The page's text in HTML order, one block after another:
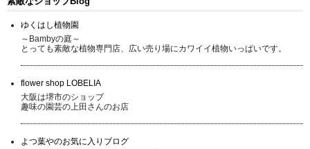
ゆくはし植物園
～Bambyの庭～
とっても素敵な植物専門店、広い売り場にカワイイ植物いっぱいです。
flower shop LOBELIA
大阪は堺市のショップ
趣味の園芸の上田さんのお店
よつ葉やのお気に入りブログ